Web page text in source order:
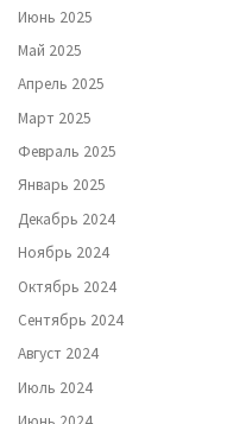
Июнь 2025
Май 2025
Апрель 2025
Март 2025
Февраль 2025
Январь 2025
Декабрь 2024
Ноябрь 2024
Октябрь 2024
Сентябрь 2024
Август 2024
Июль 2024